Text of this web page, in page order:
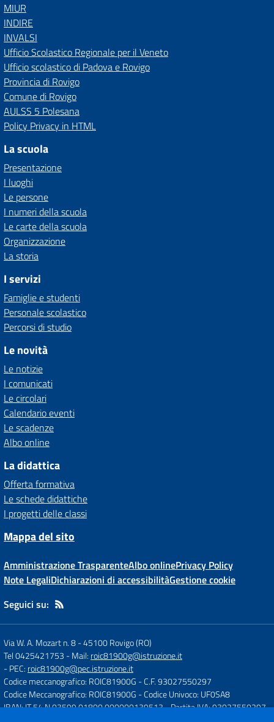
MIUR
INDIRE
INVALSI
Ufficio Scolastico Regionale per il Veneto
Ufficio scolastico di Padova e Rovigo
Provincia di Rovigo
Comune di Rovigo
AULSS 5 Polesana
Policy Privacy in HTML
La scuola
Presentazione
I luoghi
Le persone
I numeri della scuola
Le carte della scuola
Organizzazione
La storia
I servizi
Famiglie e studenti
Personale scolastico
Percorsi di studio
Le novità
Le notizie
I comunicati
Le circolari
Calendario eventi
Le scadenze
Albo online
La didattica
Offerta formativa
Le schede didattiche
I progetti delle classi
Mappa del sito
Amministrazione TrasparenteAlbo onlinePrivacy Policy
Note LegaliDichiarazioni di accessibilitàGestione cookie
Seguici su:
Via W. A. Mozart n. 8-45100 Rovigo (RO)
Tel 0425421753 - Mail: roic81900g@istruzione.it
- PEC: roic81900g@pec.istruzione.it
Codice meccanografico: ROIC81900G - C.F. 93027550297
Codice Meccanografico: ROIC81900G - Codice Univoco: UF0SA8
IBAN: IT 54 N 03599 01800 000000139513- Partita IVA: 93027550297